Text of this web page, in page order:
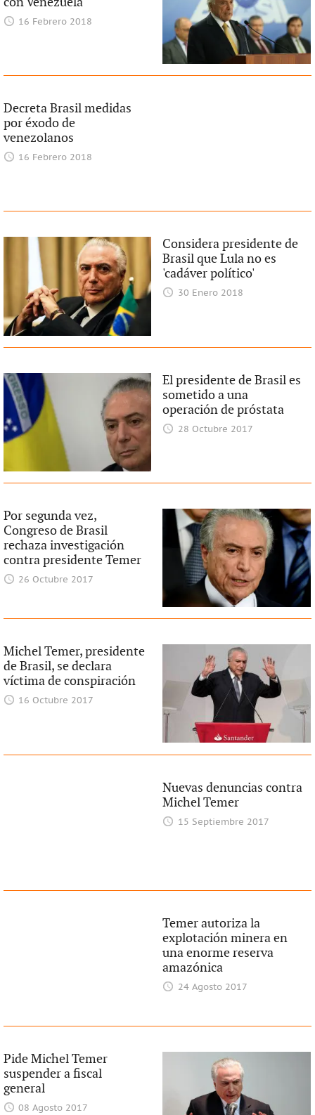
16 Febrero 2018
Decreta Brasil medidas
por éxodo de
venezolanos
16 Febrero 2018
Considera presidente de
Brasil que Lula no es
'cadáver político'
30 Enero 2018
El presidente de Brasil es
sometido a una
operación de próstata
28 Octubre 2017
Por segunda vez,
Congreso de Brasil
rechaza investigación
contra presidente Temer
26 Octubre 2017
Michel Temer, presidente
de Brasil, se declara
víctima de conspiración
16 Octubre 2017
Nuevas denuncias contra
Michel Temer
15 Septiembre 2017
Temer autoriza la
explotación minera en
una enorme reserva
amazónica
24 Agosto 2017
Pide Michel Temer
suspender a fiscal
general
08 Agosto 2017